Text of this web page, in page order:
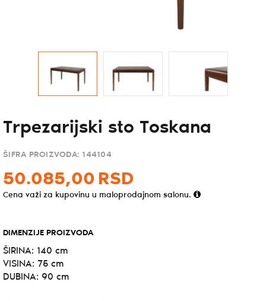
Trpezarijski sto Toskana
ŠIFRA PROIZVODA: 144104
50.085,00 RSD
Cena važi za kupovinu u maloprodajnom salonu.
DIMENZIJE PROIZVODA
ŠIRINA: 140 cm
VISINA: 75 cm
DUBINA: 90 cm